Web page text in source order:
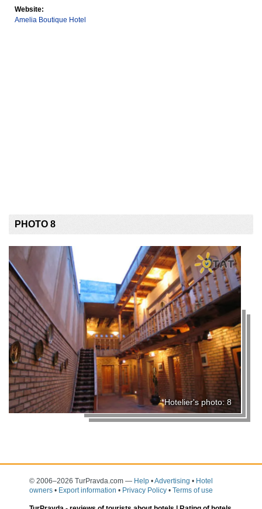
Website:
Amelia Boutique Hotel
PHOTO 8
Hotelier's photo: 8
© 2006–2026 TurPravda.com — Help •Advertising • Hotel
owners • Export information • Privacy Policy • Terms of use